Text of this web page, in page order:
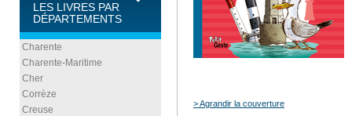
LES LIVRES PAR
DÉPARTEMENTS
Charente
Charente-Maritime
Cher
Corrèze
Creuse
> Agrandir la couverture